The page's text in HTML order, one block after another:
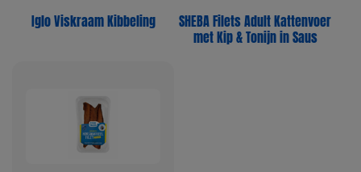
Iglo Viskraam Kibbeling
SHEBA Filets Adult Kattenvoer
met Kip & Tonijn in Saus